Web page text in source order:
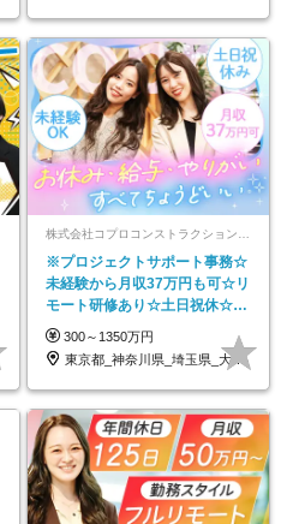
※プロジェクトサポート事務☆
未経験から月収37万円も可☆リ
モート研修あり☆土日祝休☆20
代～30代活躍/b
300～1350万円
東京都_神奈川県_埼玉県_大阪府_愛知県…